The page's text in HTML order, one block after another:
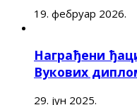
19. фебруар 2026.
Награђени
Вукових
29. јун 2025.